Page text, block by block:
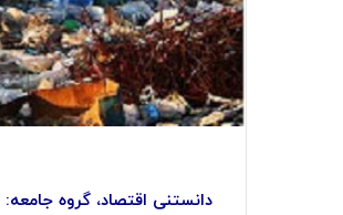
دانستنی اقتصاد، گروه جامعه: